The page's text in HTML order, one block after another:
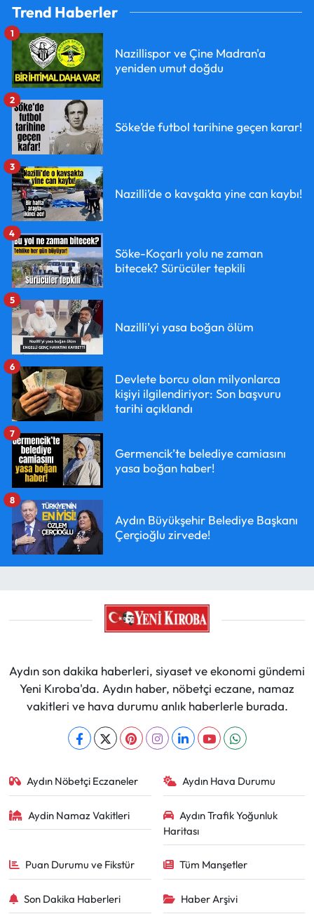
Trend Haberler
Nazillispor ve Çine Madran'a
yeniden umut doğdu
1
Söke’de futbol tarihine geçen karar!
2
Nazilli’de o kavşakta yine can kaybı!
3
Söke-Koçarlı yolu ne zaman
bitecek? Sürücüler tepkili
4
Nazilli’yi yasa boğan ölüm
5
Devlete borcu olan milyonlarca
kişiyi ilgilendiriyor: Son başvuru
tarihi açıklandı
6
Germencik’te belediye camiasını
yasa boğan haber!
7
Aydın Büyükşehir Belediye Başkanı
Çerçioğlu zirvede!
8
Aydın son dakika haberleri, siyaset ve ekonomi gündemi
Yeni Kıroba'da. Aydın haber, nöbetçi eczane, namaz
vakitleri ve hava durumu anlık haberlerle burada.
Aydın Nöbetçi Eczaneler Aydın Hava Durumu
Aydin Namaz Vakitleri
Aydın Trafik Yoğunluk
Haritası
Puan Durumu ve Fikstür Tüm Manşetler
Son Dakika Haberleri Haber Arşivi